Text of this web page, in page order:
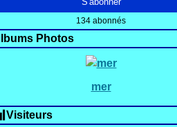
134 abonnés
Photos
mer
Visiteurs